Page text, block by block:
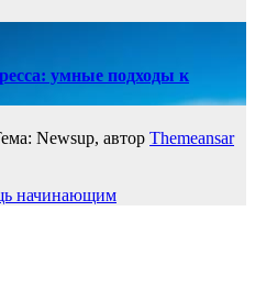
умные подходы к
Newsup, автор Themeansar
начинающим